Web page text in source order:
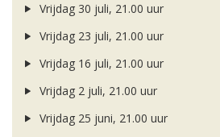
Vrijdag 30 juli, 21.00 uur
Vrijdag 23 juli, 21.00 uur
Vrijdag 16 juli, 21.00 uur
Vrijdag 2 juli, 21.00 uur
Vrijdag 25 juni, 21.00 uur